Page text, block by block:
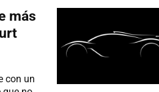
más
con un